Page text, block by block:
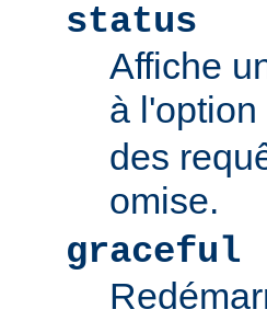
status
Affiche
à l'option
des
omise.
graceful